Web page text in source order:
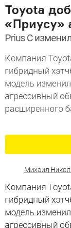
Toyota
«Приусу»
Prius С
Компания
гибридный
модель
агрессивный
расширенного
Михаил
Компания
гибридный
модель
агрессивный